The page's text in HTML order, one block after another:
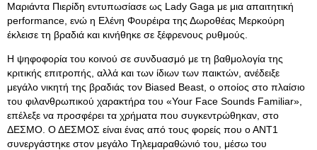
Μαριάντα Πιερίδη εντυπωσίασε ως Lady Gaga με μια απαιτητική
performance, ενώ η Ελένη Φουρέιρα της Δωροθέας Μερκούρη
έκλεισε τη βραδιά και κινήθηκε σε ξέφρενους ρυθμούς.
Η ψηφοφορία του κοινού σε συνδυασμό με τη βαθμολογία της
κριτικής επιτροπής, αλλά και των ίδιων των παικτών, ανέδειξε
μεγάλο νικητή της βραδιάς τον Biased Beast, ο οποίος στο πλαίσιο
του φιλανθρωπικού χαρακτήρα του «Your Face Sounds Familiar»,
επέλεξε να προσφέρει τα χρήματα που συγκεντρώθηκαν, στο
ΔΕΣΜΟ. Ο ΔΕΣΜΟΣ είναι ένας από τους φορείς που ο ΑΝΤ1
συνεργάστηκε στον μεγάλο Τηλεμαραθώνιό του, μέσω του